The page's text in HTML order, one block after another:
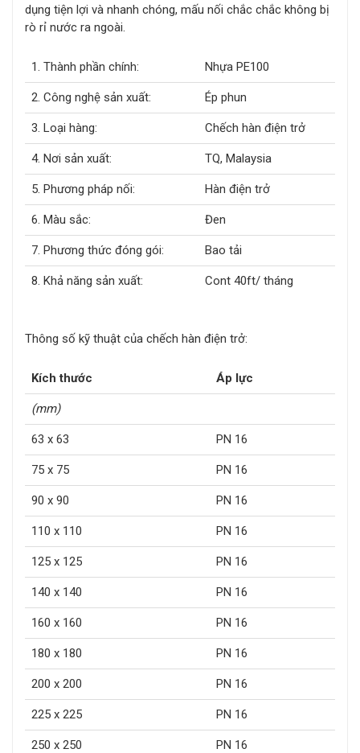
dụng tiện lợi và nhanh chóng, mấu nối chắc chắc không bị
rò rỉ nước ra ngoài.
1. Thành phần chính: Nhựa PE100
2. Công nghệ sản xuất: Ép phun
3. Loại hàng: Chếch hàn điện trở
4. Nơi sản xuất: TQ, Malaysia
5. Phương pháp nối: Hàn điện trở
6. Màu sắc: Đen
7. Phương thức đóng gói: Bao tải
8. Khả năng sản xuất: Cont 40ft/ tháng
Thông số kỹ thuật của chếch hàn điện trở:
Kích thước Áp lực
(mm)
63 x 63 PN 16
75 x 75 PN 16
90 x 90 PN 16
110 x 110 PN 16
125 x 125 PN 16
140 x 140 PN 16
160 x 160 PN 16
180 x 180 PN 16
200 x 200 PN 16
225 x 225 PN 16
250 x 250 PN 16